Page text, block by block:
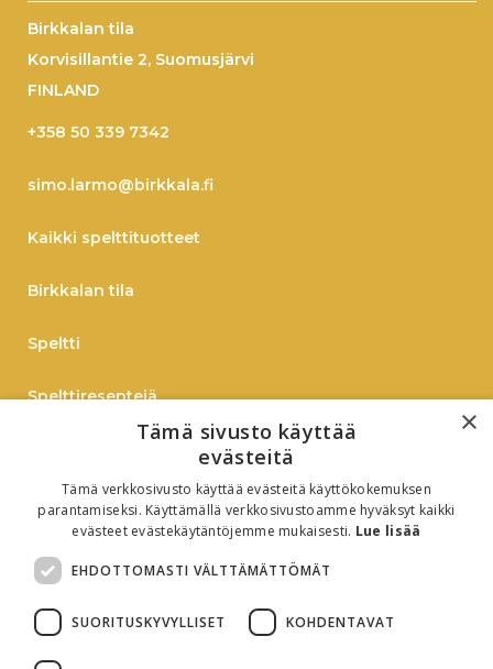
Birkkalan tila
Korvisillantie 2, Suomusjärvi
FINLAND
+358 50 339 7342
simo.larmo@birkkala.fi
Kaikki spelttituotteet
Birkkalan tila
Speltti
Spelttireseptejä
Verkkokauppaan
B2B
Oiva-raportti
×
Tämä sivusto käyttää
evästeitä
Tämä verkkosivusto käyttää evästeitä käyttökokemuksen
parantamiseksi. Käyttämällä verkkosivustoamme hyväksyt kaikki
evästeet evästekäytäntöjemme mukaisesti. Lue lisää
EHDOTTOMASTI VÄLTTÄMÄTTÖMÄT
SUORITUSKYVYLLISET KOHDENTAVAT